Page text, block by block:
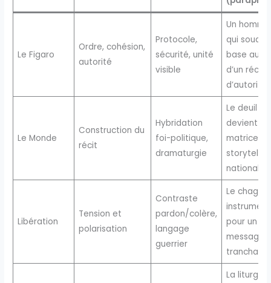
Le Figaro
Ordre, cohésion,
autorité
Protocole,
sécurité, unité
visible
Un
qui soude
base
d’un récit
d’autorité
Le Monde
Construction du
récit
Hybridation
foi-politique,
dramaturgie
Le deuil
devient
matrice
national
Libération
Tension et
polarisation
Contraste
pardon/colère,
langage
guerrier
Le chagrin
pour un
message
tranchant
La liturgie